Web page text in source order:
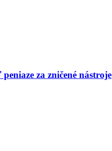
za zničené nástroje